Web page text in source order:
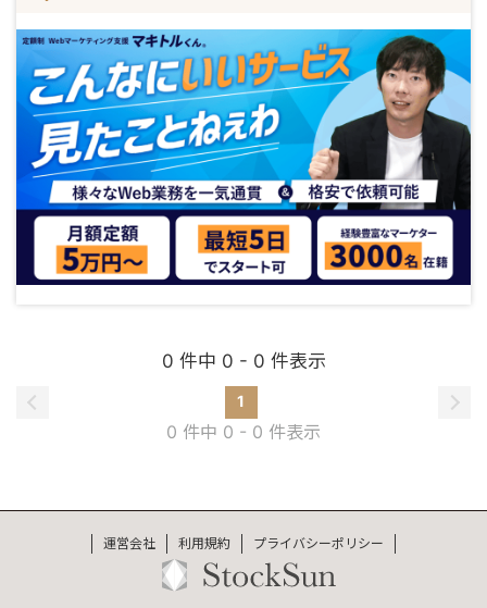
0 件中 0 - 0 件表示
1
0 件中 0 - 0 件表示
運営会社 利用規約 プライバシーポリシー